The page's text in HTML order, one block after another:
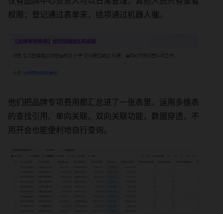
权限；登记通过表单来，结项通过机器人催。
他们把品牌专项费用都汇总进了一张表里，运用多维表
的查找引用、单向关联、双向关联功能，数据穿透，不
用开会也能便利地自行查询。